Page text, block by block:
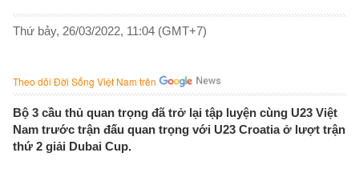
Thứ bảy, 26/03/2022, 11:04 (GMT+7)
Theo dõi Đời Sống Việt Nam trên
Bộ 3 cầu thủ quan trọng đã trở lại tập luyện cùng U23 Việt
Nam trước trận đấu quan trọng với U23 Croatia ở lượt trận
thứ 2 giải Dubai Cup.